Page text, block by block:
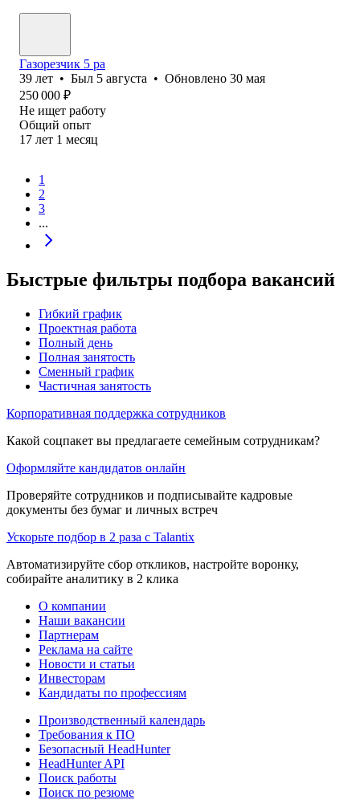
Газорезчик 5 ра
39 лет • Был 5 августа • Обновлено 30 мая
250 000 ₽
Не ищет работу
Общий опыт
17 лет 1 месяц
1
2
3
...
Быстрые фильтры подбора вакансий
Гибкий график
Проектная работа
Полный день
Полная занятость
Сменный график
Частичная занятость
Корпоративная поддержка сотрудников
Какой соцпакет вы предлагаете семейным сотрудникам?
Оформляйте кандидатов онлайн
Проверяйте сотрудников и подписывайте кадровые
документы без бумаг и личных встреч
Ускорьте подбор в 2 раза с Talantix
Автоматизируйте сбор откликов, настройте воронку,
собирайте аналитику в 2 клика
О компании
Наши вакансии
Партнерам
Реклама на сайте
Новости и статьи
Инвесторам
Кандидаты по профессиям
Производственный календарь
Требования к ПО
Безопасный HeadHunter
HeadHunter API
Поиск работы
Поиск по резюме